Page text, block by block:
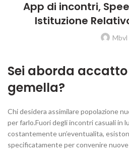
App di incontri,
Istituzione
Mbvl
Sei aborda
gemella?
Chi desidera assimilare popolazione
per farlo.Fuori degli incontri casuali in
costantemente un’eventualita,
specificatamente per convenire